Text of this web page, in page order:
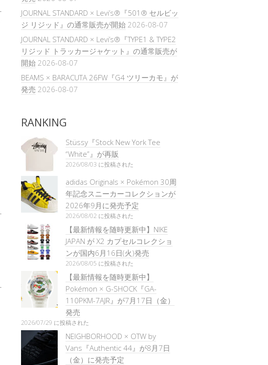
JOURNAL STANDARD × Levi’s®『501® セルビッ
ジ リジッド』の通常販売が開始 2026-08-07
JOURNAL STANDARD × Levi’s®『TYPE1 & TYPE2
リジッド トラッカージャケット』の通常販売が
開始 2026-08-07
BEAMS × BARACUTA 26FW『G4 ツリーカモ』が
発売 2026-08-07
RANKING
Stüssy『Stock New York Tee
“White”』が再販
2026/08/03 に投稿された
adidas Originals × Pokémon 30周
年記念スニーカーコレクションが
2026年9月に発売予定
2026/08/02 に投稿された
【最新情報を随時更新中】NIKE
JAPAN が X2 カプセルコレクショ
ンが国内6月16日(火)発売
2026/08/05 に投稿された
【最新情報を随時更新中】
Pokémon × G-SHOCK『GA-
110PKM-7AJR』が7月17日（金）
発売
2026/07/29 に投稿された
NEIGHBORHOOD × OTW by
Vans『Authentic 44』が8月7日
（金）に発売予定